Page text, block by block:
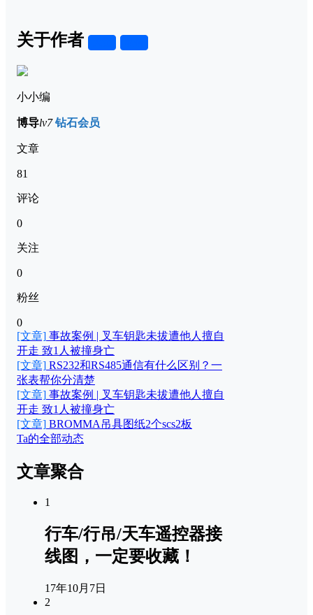
关于作者
小小编
博导lv7 钻石会员
文章
81
评论
0
关注
0
粉丝
0
[文章] 事故案例 | 叉车钥匙未拔遭他人擅自
开走 致1人被撞身亡
[文章] RS232和RS485通信有什么区别？一
张表帮你分清楚
[文章] 事故案例 | 叉车钥匙未拔遭他人擅自
开走 致1人被撞身亡
[文章] BROMMA吊具图纸2个scs2板
Ta的全部动态
文章聚合
1
行车/行吊/天车遥控器接
线图，一定要收藏！
17年10月7日
2